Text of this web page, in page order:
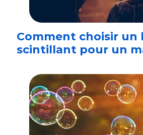
Comment choisir un
scintillant pour un